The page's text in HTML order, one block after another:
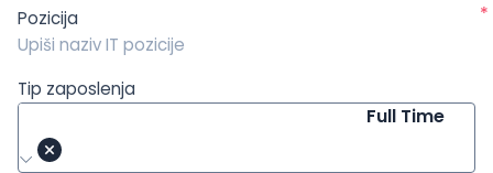
Pozicija *
Tip zaposlenja
Full Time